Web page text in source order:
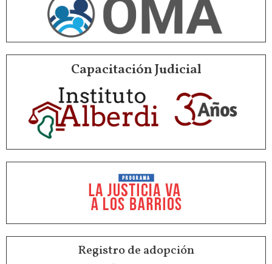
Capacitación Judicial
Registro de adopción